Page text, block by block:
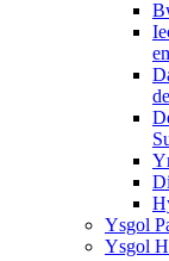
Ysgol
Ysgol